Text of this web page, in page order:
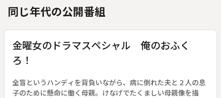
同じ年代の公開番組
金曜女のドラマスペシャル 俺のおふく
ろ！
全盲というハンディを背負いながら、病に倒れた夫と２人の息
子のために懸命に働く母親。けなげでたくましい母親像を描